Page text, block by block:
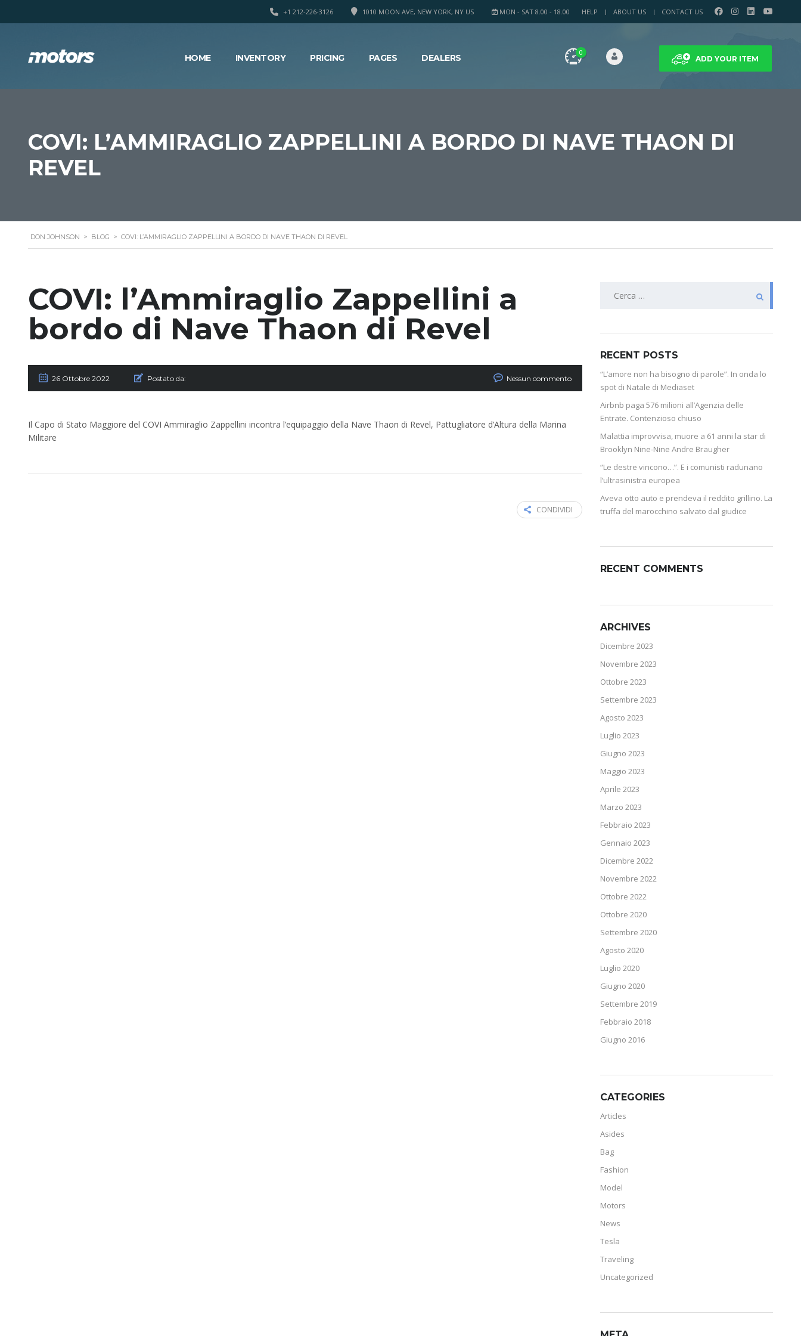
HELP ABOUT US CONTACT US
MON - SAT 8.00 - 18.00
1010 MOON AVE, NEW YORK, NY US
+1 212-226-3126
ADD YOUR ITEM
0
HOME INVENTORY PRICING PAGES DEALERS
COVI: L’AMMIRAGLIO ZAPPELLINI A BORDO DI NAVE THAON DI
REVEL
DON JOHNSON > BLOG > COVI: L’AMMIRAGLIO ZAPPELLINI A BORDO DI NAVE THAON DI REVEL
COVI: l’Ammiraglio Zappellini a
bordo di Nave Thaon di Revel
26 Ottobre 2022 Postato da: Nessun commento
Il Capo di Stato Maggiore del COVI Ammiraglio Zappellini incontra l’equipaggio della Nave Thaon di Revel, Pattugliatore d’Altura della Marina
Militare
CONDIVIDI
RECENT POSTS
“L’amore non ha bisogno di parole”. In onda lo
spot di Natale di Mediaset
Airbnb paga 576 milioni all’Agenzia delle
Entrate. Contenzioso chiuso
Malattia improvvisa, muore a 61 anni la star di
Brooklyn Nine-Nine Andre Braugher
“Le destre vincono…”. E i comunisti radunano
l’ultrasinistra europea
Aveva otto auto e prendeva il reddito grillino. La
truffa del marocchino salvato dal giudice
RECENT COMMENTS
ARCHIVES
Dicembre 2023
Novembre 2023
Ottobre 2023
Settembre 2023
Agosto 2023
Luglio 2023
Giugno 2023
Maggio 2023
Aprile 2023
Marzo 2023
Febbraio 2023
Gennaio 2023
Dicembre 2022
Novembre 2022
Ottobre 2022
Ottobre 2020
Settembre 2020
Agosto 2020
Luglio 2020
Giugno 2020
Settembre 2019
Febbraio 2018
Giugno 2016
CATEGORIES
Articles
Asides
Bag
Fashion
Model
Motors
News
Tesla
Traveling
Uncategorized